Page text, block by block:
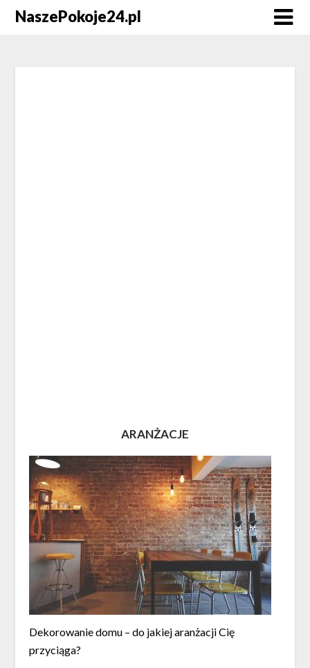
NaszePokoje24.pl
ARANŻACJE
Dekorowanie domu – do jakiej aranżacji Cię
przyciąga?